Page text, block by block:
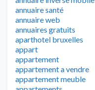
annuaire santé
annuaire web
annuaires gratuits
aparthotel bruxelles
appart
appartement
appartement a vendre
appartement meuble